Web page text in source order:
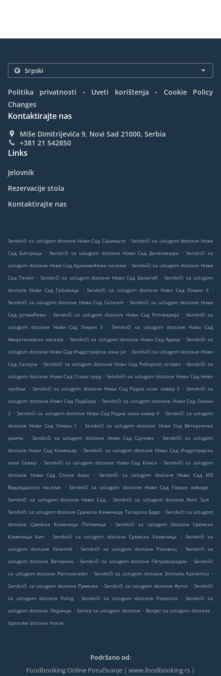
Politika privatnosti . Uveti korištenja .
Cookie Policy
Changes
Kontaktirajte nas
Miše Dimitrijevića 9, Novi Sad 21000, Serbia
+381 21 542850
Links
Jelovnik
Rezervacije stola
Kontaktirajte nas
Sendviči sa uslugom dostave Нови Сад Сајмиште . Sendviči sa uslugom dostave Нови
Сад Бистрица
. Sendviči sa uslugom dostave Нови Сад Детелинара . Sendviči sa
uslugom dostave Нови Сад Адамовићево насеље . Sendviči sa uslugom dostave Нови
Сад Телеп . Sendviči sa uslugom dostave Нови Сад Банатић . Sendviči sa uslugom
dostave Нови Сад Грбавица
. Sendviči sa uslugom dostave Нови Сад Лиман 4 .
Sendviči sa uslugom dostave Нови Сад Сателит . Sendviči sa uslugom dostave Нови
Сад Југовићево . Sendviči sa uslugom dostave Нови Сад Роткварија . Sendviči sa
uslugom dostave Нови Сад Лиман 3
. Sendviči sa uslugom dostave Нови Сад
Авијатичарско насеље . Sendviči sa uslugom dostave Нови Сад Адице . Sendviči sa
uslugom dostave Нови Сад Индустријска зона југ . Sendviči sa uslugom dostave Нови
Сад Салајка . Sendviči sa uslugom dostave Нови Сад Рибарско острво . Sendviči sa
uslugom dostave Нови Сад Стари град . Sendviči sa uslugom dostave Нови Сад Ново
гробље . Sendviči sa uslugom dostave Нови Сад Радна зона север 3 . Sendviči sa
uslugom dostave Нови Сад Подбара . Sendviči sa uslugom dostave Нови Сад Лиман
2 . Sendviči sa uslugom dostave Нови Сад Радна зона север 4 . Sendviči sa uslugom
dostave Нови Сад Лиман 1
. Sendviči sa uslugom dostave Нови Сад Ветерничка
рампа
. Sendviči sa uslugom dostave Нови Сад Сајлово . Sendviči sa uslugom
dostave Нови Сад Камењар . Sendviči sa uslugom dostave Нови Сад Индустријска
зона Север . Sendviči sa uslugom dostave Нови Сад Клиса . Sendviči sa uslugom
dostave Нови Сад Слана бара
. Sendviči sa uslugom dostave Нови Сад МЗ
Видовданско насеље
. Sendviči sa uslugom dostave Нови Сад Горње ливаде
.
Sendviči sa uslugom dostave Нови Сад
. Sendviči sa uslugom dostave Novi Sad .
Sendviči sa uslugom dostave Сремска Каменица Татарско Брдо . Sendviči sa uslugom
dostave Сремска Каменица Поповица
. Sendviči sa uslugom dostave Сремска
Каменица Кип
. Sendviči sa uslugom dostave Сремска Каменица . Sendviči sa
uslugom dostave Veternik
. Sendviči sa uslugom dostave Раковац . Sendviči sa
uslugom dostave Ветерник . Sendviči sa uslugom dostave Петроварадин . Sendviči
sa uslugom dostave Petrovaradin . Sendviči sa uslugom dostave Sremska Kamenica .
Sendviči sa uslugom dostave Руменка . Sendviči sa uslugom dostave Футог . Sendviči
sa uslugom dostave Futog
. Sendviči sa uslugom dostave Popovica . Sendviči sa
uslugom dostave Лединци . Salate sa uslugom dostave . Burger sa uslugom dostave .
Isporuke dostava hrane
Podržano od:
Foodbooking Online Poručivanje | www.foodbooking.rs |